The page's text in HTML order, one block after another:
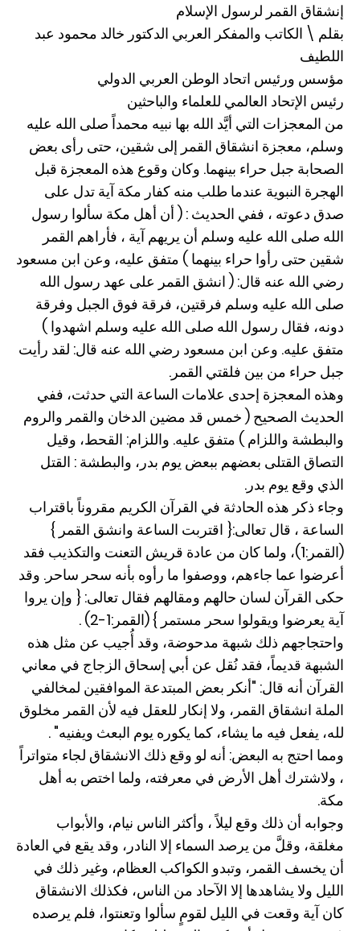
إنشقاق القمر لرسول الإسلام
بقلم \ الكاتب والمفكر العربي الدكتور خالد محمود عبد
اللطيف
مؤسس ورئيس اتحاد الوطن العربي الدولي
رئيس الإتحاد العالمي للعلماء والباحثين
من المعجزات التي أيَّد الله بها نبيه محمداً صلى الله عليه
وسلم، معجزة انشقاق القمر إلى شقين، حتى رأى بعض
الصحابة جبل حراء بينهما. وكان وقوع هذه المعجزة قبل
الهجرة النبوية عندما طلب منه كفار مكة آية تدل على
صدق دعوته ، ففي الحديث : ( أن أهل مكة سألوا رسول
الله صلى الله عليه وسلم أن يريهم آية ، فأراهم القمر
شقين حتى رأوا حراء بينهما ) متفق عليه، وعن ابن مسعود
رضي الله عنه قال: ( انشق القمر على عهد رسول الله
صلى الله عليه وسلم فرقتين، فرقة فوق الجبل وفرقة
دونه، فقال رسول الله صلى الله عليه وسلم اشهدوا )
متفق عليه. وعن ابن مسعود رضي الله عنه قال: لقد رأيت
جبل حراء من بين فلقتي القمر.
وهذه المعجزة إحدى علامات الساعة التي حدثت، ففي
الحديث الصحيح ( خمس قد مضين الدخان والقمر والروم
والبطشة واللزام ) متفق عليه. واللزام: القحط، وقيل
التصاق القتلى بعضهم ببعض يوم بدر، والبطشة : القتل
الذي وقع يوم بدر.
وجاء ذكر هذه الحادثة في القرآن الكريم مقروناً باقتراب
الساعة ، قال تعالى:{ اقتربت الساعة وانشق القمر }
(القمر:1)، ولما كان من عادة قريش التعنت والتكذيب فقد
أعرضوا عما جاءهم، ووصفوا ما رأوه بأنه سحر ساحر. وقد
حكى القرآن لسان حالهم ومقالهم فقال تعالى: { وإن يروا
آية يعرضوا ويقولوا سحر مستمر } (القمر:1-2) .
واحتجاجهم ذلك شبهة مدحوضة، وقد أُجيب عن مثل هذه
الشبهة قديماً، فقد نُقل عن أبي إسحاق الزجاج في معاني
القرآن أنه قال: "أنكر بعض المبتدعة الموافقين لمخالفي
الملة انشقاق القمر، ولا إنكار للعقل فيه لأن القمر مخلوق
لله، يفعل فيه ما يشاء، كما يكوره يوم البعث ويفنيه" .
ومما احتج به البعض: أنه لو وقع ذلك الانشقاق لجاء متواتراً
، ولاشترك أهل الأرض في معرفته، ولما اختص به أهل
مكة.
وجوابه أن ذلك وقع ليلاً ، وأكثر الناس نيام، والأبواب
مغلقة، وقلَّ من يرصد السماء إلا النادر، وقد يقع في العادة
أن يخسف القمر، وتبدو الكواكب العظام، وغير ذلك في
الليل ولا يشاهدها إلا الآحاد من الناس، فكذلك الانشقاق
كان آية وقعت في الليل لقومٍ سألوا وتعنتوا، فلم يرصده